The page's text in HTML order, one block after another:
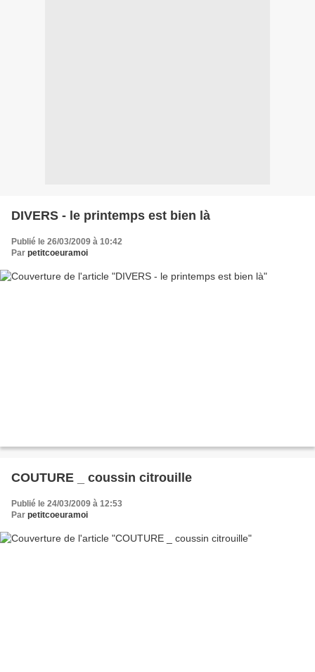
DIVERS - le printemps est bien là
Publié le 26/03/2009 à 10:42
Par petitcoeuramoi
COUTURE _ coussin citrouille
Publié le 24/03/2009 à 12:53
Par petitcoeuramoi